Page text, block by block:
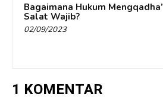
Bagaimana Hukum Mengqadha’
Salat Wajib?
02/09/2023
1 KOMENTAR